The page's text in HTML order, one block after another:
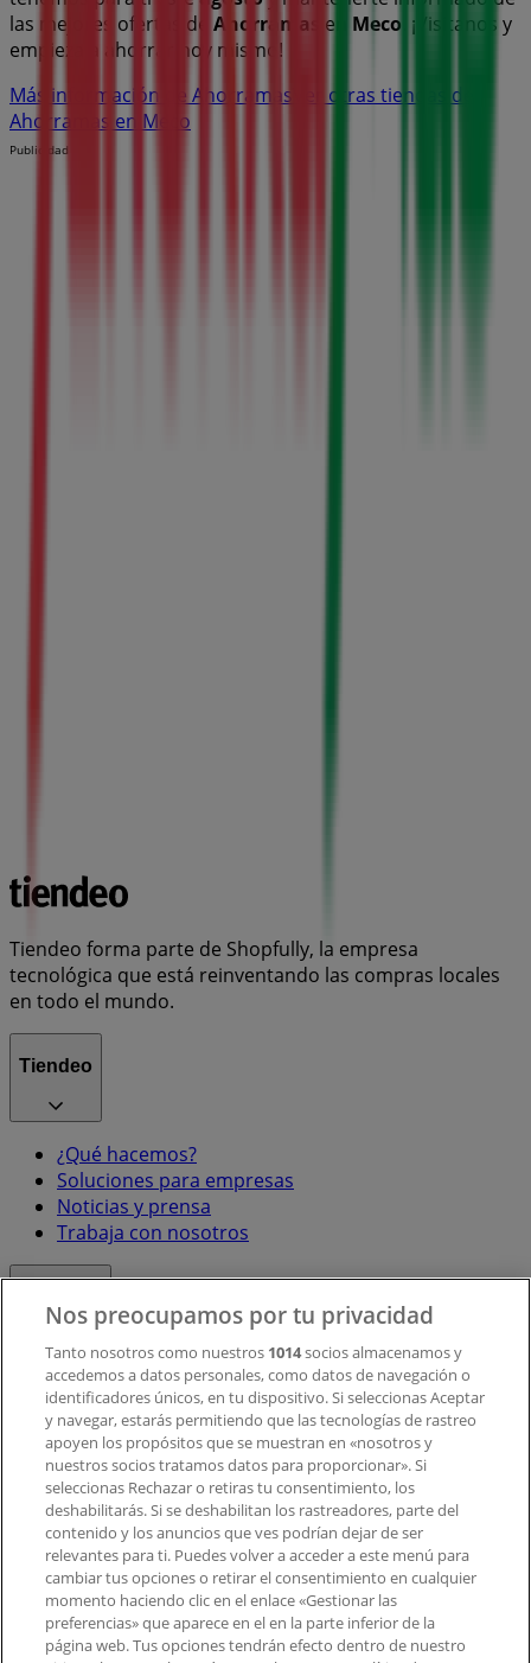
las mejores ofertas de Ahorramas en Meco . ¡Visítanos y
empieza a ahorrar hoy mismo!
Más información de Ahorramas
Ver otras tiendas de
Ahorramas en Meco
Publicidad
Tiendeo forma parte de Shopfully, la empresa
tecnológica que está reinventando las compras locales
en todo el mundo.
Tiendeo
¿Qué hacemos?
Soluciones para empresas
Noticias y prensa
Trabaja con nosotros
Contacto comercial y de marketing
Tienda mal colocada en el mapa
Notificar un folleto
¿Encontraste un problema en la web o en la
aplicación?
Índices
Marcas
Nos preocupamos por tu privacidad
Tanto nosotros como nuestros 1014socios almacenamos y
accedemos a datos personales, como datos de navegación o
identificadores únicos, en tu dispositivo. Si seleccionas Aceptar
y navegar, estarás permitiendo que las tecnologías de rastreo
apoyen los propósitos que se muestran en «nosotros y
nuestros socios tratamos datos para proporcionar». Si
seleccionas Rechazar o retiras tu consentimiento, los
deshabilitarás. Si se deshabilitan los rastreadores, parte del
contenido y los anuncios que ves podrían dejar de ser
relevantes para ti. Puedes volver a acceder a este menú para
cambiar tus opciones o retirar el consentimiento en cualquier
momento haciendo clic en el enlace «Gestionar las
preferencias» que aparece en el en la parte inferior de la
página web. Tus opciones tendrán efecto dentro de nuestro